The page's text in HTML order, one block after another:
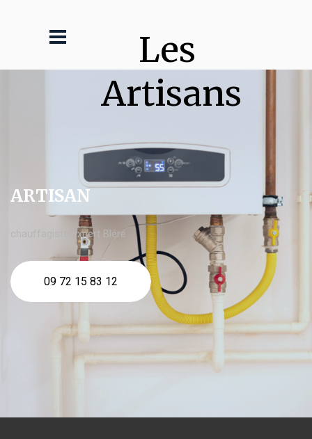
Les
Artisans
ARTISAN
chauffagiste expert Bléré
09 72 15 83 12